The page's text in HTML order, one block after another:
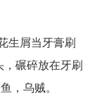
生屑当牙膏刷
碾碎放在牙刷
，乌贼。